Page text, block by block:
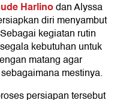
Harlinodan Alyssa
diri menyambut
kegiatan rutin
kebutuhan untuk
matang agar
mestinya.
persiapan tersebut